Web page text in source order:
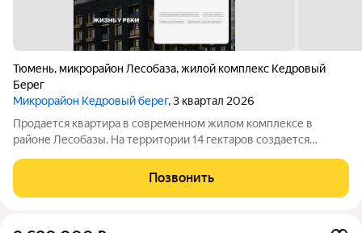
Тюмень, микрорайон Лесобаза,жилой комплекс Кедровый
Берег
Микрорайон Кедровый берег, 3 квартал 2026
Продается квартира в современном жилом комплексе в
районе Лесобазы. На территории 14 гектаров создается
класса высотой от 5 до 25 этажей, собственным детским садом
и благоустроенной набережной.
Позвонить